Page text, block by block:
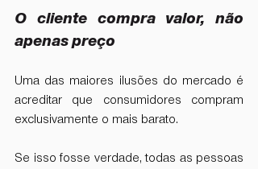
O cliente compra valor, não
apenas preço
Uma das maiores ilusões do mercado é
acreditar que consumidores compram
exclusivamente o mais barato.
Se isso fosse verdade, todas as pessoas